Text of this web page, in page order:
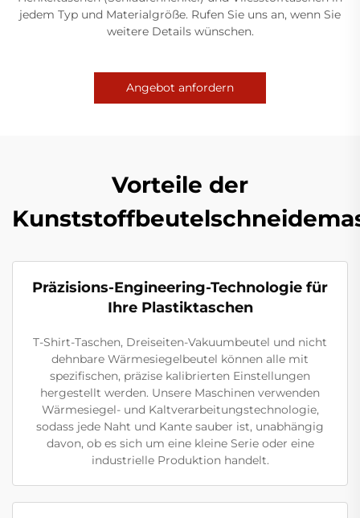
jedem Typ und Materialgröße. Rufen Sie uns an, wenn Sie
weitere Details wünschen.
Angebot anfordern
Vorteile der
Präzisions-Engineering-Technologie für
Ihre Plastiktaschen
T-Shirt-Taschen, Dreiseiten-Vakuumbeutel und nicht
dehnbare Wärmesiegelbeutel können alle mit
spezifischen, präzise kalibrierten Einstellungen
hergestellt werden. Unsere Maschinen verwenden
Wärmesiegel- und Kaltverarbeitungstechnologie,
sodass jede Naht und Kante sauber ist, unabhängig
davon, ob es sich um eine kleine Serie oder eine
industrielle Produktion handelt.